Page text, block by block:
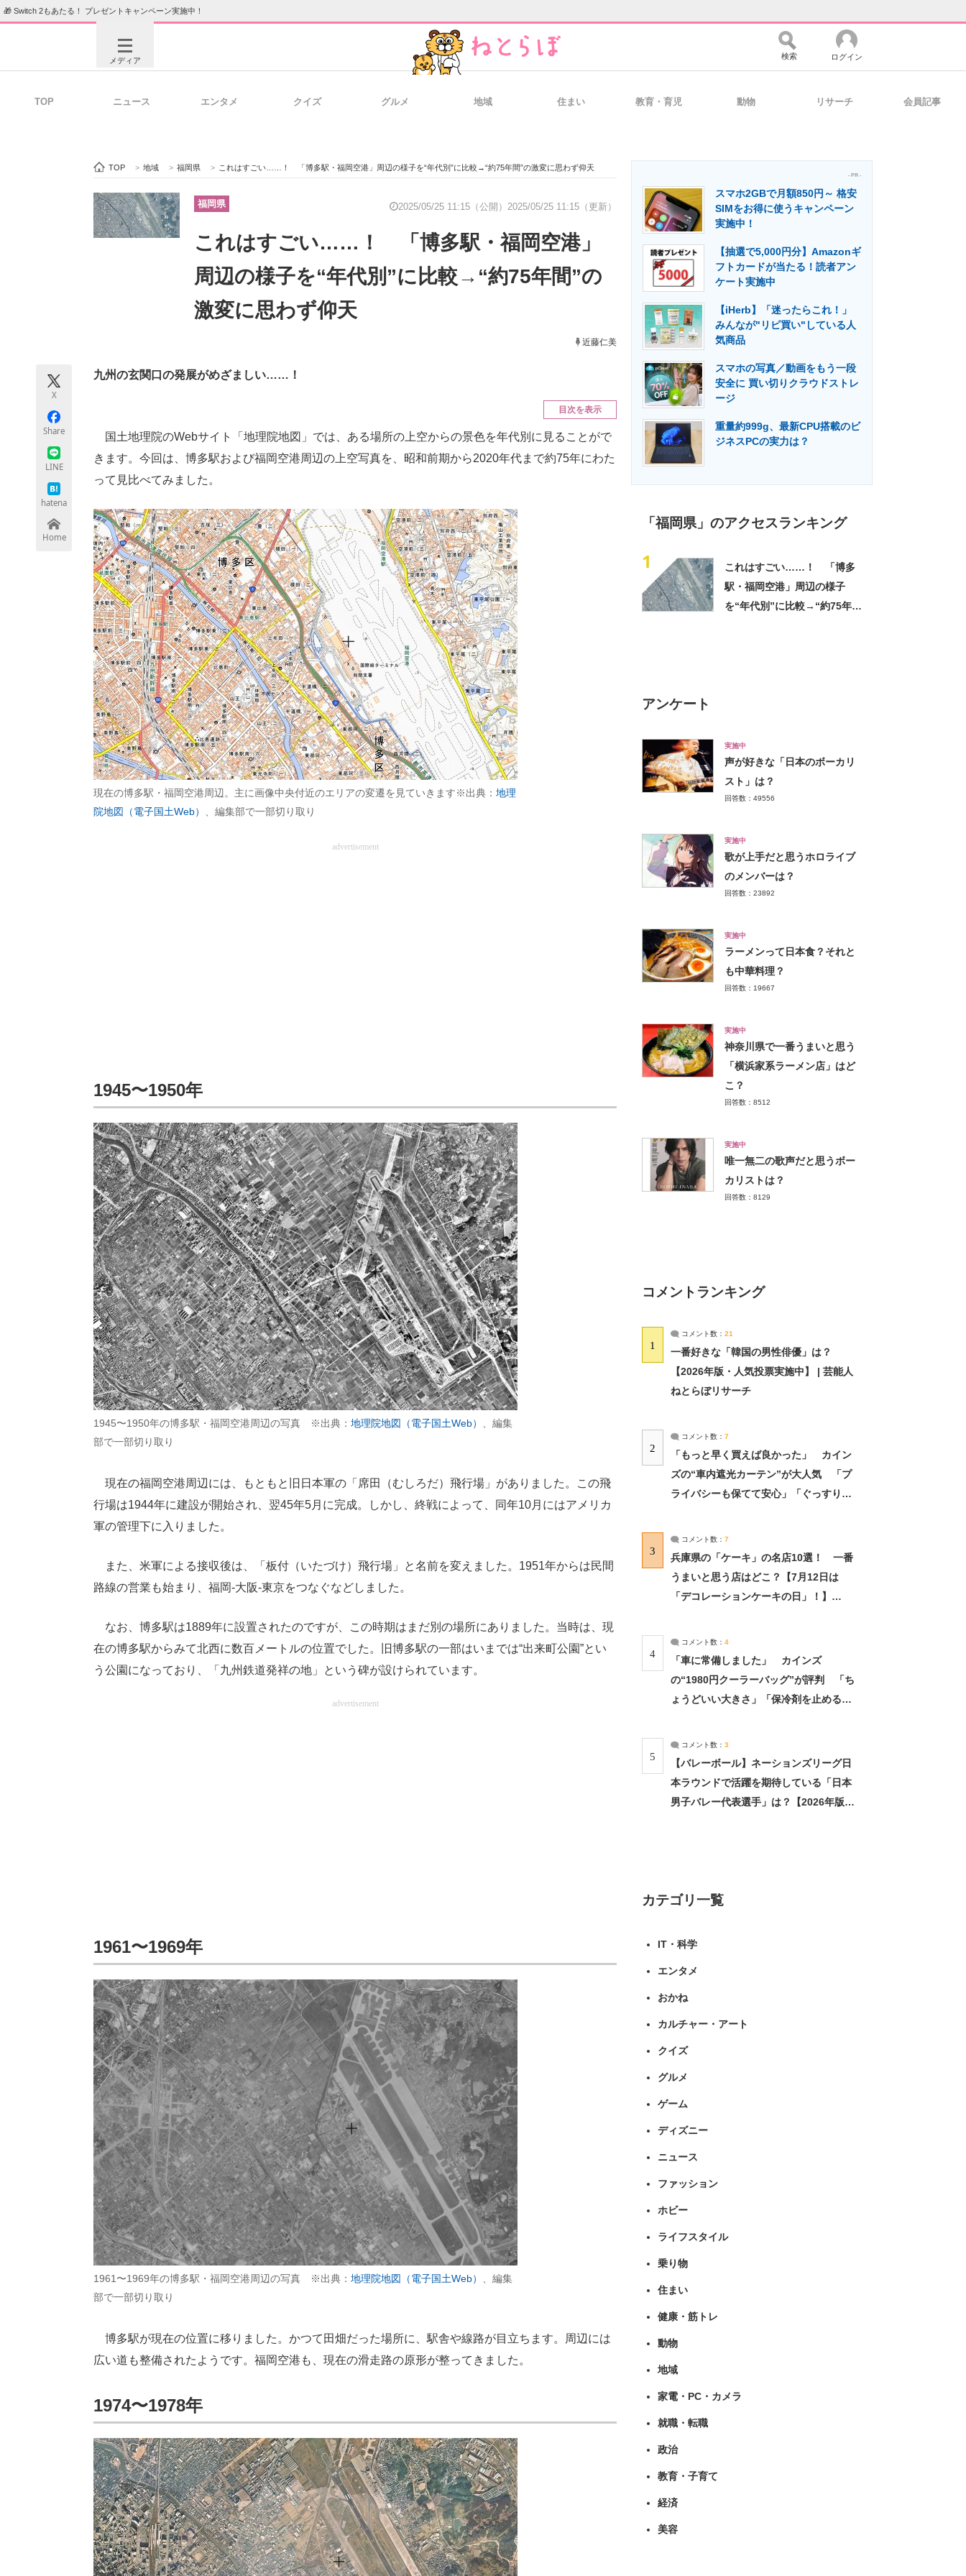
🎁 Switch 2もあたる！ プレゼントキャンペーン実施中！
メディア
ビジネスと働き方のヒント 経営リーダーのコミュニティ マーケ×ITの今がよく分かる
製造業のIT導入・活用を支援
エネルギーの専門メディア 建設×テクノロジーの最前線
検索 ログイン
TOP ニュース エンタメ クイズ グルメ 地域 住まい 教育・育児 動物 リサーチ 会員記事
TOP > 地域 > 福岡県 > これはすごい……！ 「博多駅・福岡空港」周辺の様子を“年代別”に比較→“約75年間”の激変に思わず仰天
福岡県 2025/05/25 11:15（公開） 2025/05/25 11:15（更新）
これはすごい……！ 「博多駅・福岡空港」
周辺の様子を“年代別”に比較→“約75年間”の
激変に思わず仰天
近藤仁美
X
Share
LINE
hatena
Home
九州の玄関口の発展がめざましい……！
目次を表示
国土地理院のWebサイト「地理院地図」では、ある場所の上空からの景色を年代別に見ることがで
きます。今回は、博多駅および福岡空港周辺の上空写真を、昭和前期から2020年代まで約75年にわた
って見比べてみました。
現在の博多駅・福岡空港周辺。主に画像中央付近のエリアの変遷を見ていきます※出典： 地理
院地図（電子国土Web）
、編集部で一部切り取り
advertisement
1945〜1950年
1945〜1950年の博多駅・福岡空港周辺の写真 ※出典： 地理院地図（電子国土Web）
、編集
部で一部切り取り
現在の福岡空港周辺には、もともと旧日本軍の「席田（むしろだ）飛行場」がありました。この飛
行場は1944年に建設が開始され、翌45年5月に完成。しかし、終戦によって、同年10月にはアメリカ
軍の管理下に入りました。
また、米軍による接収後は、「板付（いたづけ）飛行場」と名前を変えました。1951年からは民間
路線の営業も始まり、福岡‐大阪‐東京をつなぐなどしました。
なお、博多駅は1889年に設置されたのですが、この時期はまだ別の場所にありました。当時は、現
在の博多駅からみて北西に数百メートルの位置でした。旧博多駅の一部はいまでは“出来町公園”とい
う公園になっており、「九州鉄道発祥の地」という碑が設けられています。
advertisement
1961〜1969年
1961〜1969年の博多駅・福岡空港周辺の写真 ※出典： 地理院地図（電子国土Web）
、編集
部で一部切り取り
博多駅が現在の位置に移りました。かつて田畑だった場所に、駅舎や線路が目立ちます。周辺には
広い道も整備されたようです。福岡空港も、現在の滑走路の原形が整ってきました。
1974〜1978年
- PR -
スマホ2GBで月額850円～ 格安
SIMをお得に使うキャンペーン
実施中！
【抽選で5,000円分】Amazonギ
フトカードが当たる！読者アン
ケート実施中
【iHerb】「迷ったらこれ！」
みんなが"リピ買い"している人
気商品
スマホの写真／動画をもう一段
安全に 買い切りクラウドストレ
ージ
重量約999g、最新CPU搭載のビ
ジネスPCの実力は？
「福岡県」のアクセスランキング
1
これはすごい……！ 「博多
駅・福岡空港」周辺の様子
を“年代別”に比較→“約75年
アンケート
実施中
声が好きな「日本のボーカリ
スト」は？
回答数：49556
実施中
歌が上手だと思うホロライブ
のメンバーは？
回答数：23892
実施中
ラーメンって日本食？それと
も中華料理？
回答数：19667
実施中
神奈川県で一番うまいと思う
「横浜家系ラーメン店」はど
こ？
回答数：8512
実施中
唯一無二の歌声だと思うボー
カリストは？
回答数：8129
コメントランキング
1
コメント数： 21
一番好きな「韓国の男性俳優」は？
【2026年版・人気投票実施中】 | 芸能人
ねとらぼリサーチ
2
コメント数： 7
「もっと早く買えば良かった」 カイン
ズの“車内遮光カーテン”が大人気 「プ
ライバシーも保てて安心」「ぐっすり眠
3
コメント数： 7
兵庫県の「ケーキ」の名店10選！ 一番
うまいと思う店はどこ？【7月12日は
「デコレーションケーキの日」！】
4
コメント数： 4
「車に常備しました」 カインズ
の“1980円クーラーバッグ”が評判 「ち
ょうどいい大きさ」「保冷剤を止めるベ
5
コメント数： 3
【バレーボール】ネーションズリーグ日
本ラウンドで活躍を期待している「日本
男子バレー代表選手」は？【2026年版・
カテゴリ一覧
IT・科学
エンタメ
おかね
カルチャー・アート
クイズ
グルメ
ゲーム
ディズニー
ニュース
ファッション
ホビー
ライフスタイル
乗り物
住まい
健康・筋トレ
動物
地域
家電・PC・カメラ
就職・転職
政治
教育・子育て
経済
美容